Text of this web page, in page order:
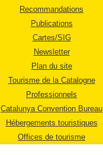
Recommandations
Publications
Cartes/SIG
Newsletter
Plan du site
Tourisme de la Catalogne
Professionnels
Catalunya Convention Bureau
Hébergements touristiques
Offices de tourisme